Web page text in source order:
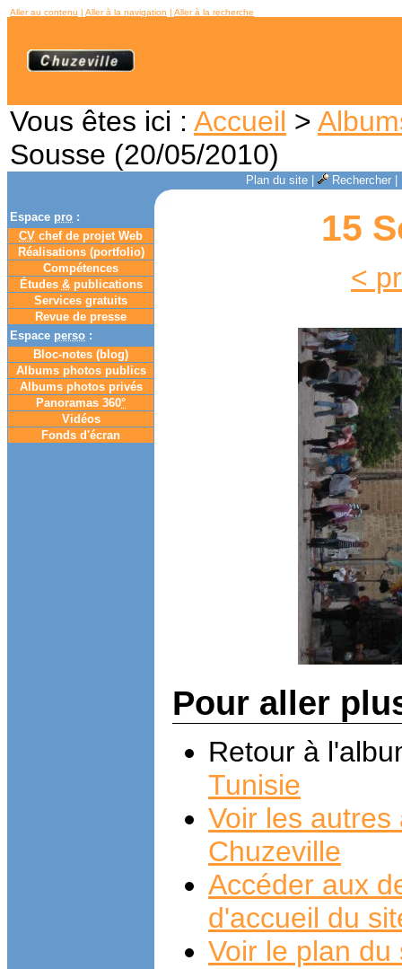
Aller au contenu | Aller à la navigation | Aller à la recherche
Vous êtes ici : Accueil >
Sousse (20/05/2010)
Plan du site| Rechercher|
Espace pro :
CV chef de projet Web
Réalisations (portfolio)
Compétences
Études &publications
Services gratuits
Revue de presse
Espace perso :
Bloc-notes (blog)
Albums photos publics
Albums photos privés
Panoramas 360°
Vidéos
Fonds d'écran
15
<
Pour aller
Retour à
Tunisie
Voir les
Chuzeville
Accéder aux
d'accueil du
Voir le plan du